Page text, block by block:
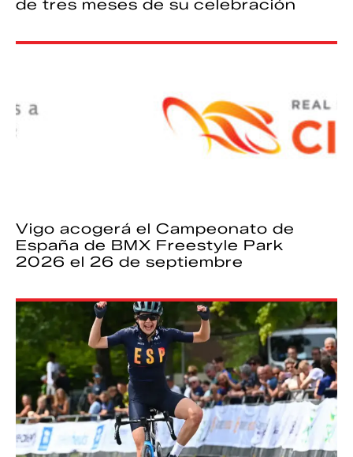
de tres meses de su celebración
Vigo acogerá el Campeonato de
España de BMX Freestyle Park
2026 el 26 de septiembre